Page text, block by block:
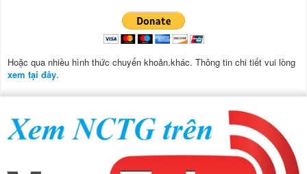
Hoặc qua nhiều hình thức chuyển khoản.khác. Thông tin chi tiết vui lòng
xem tại đây.